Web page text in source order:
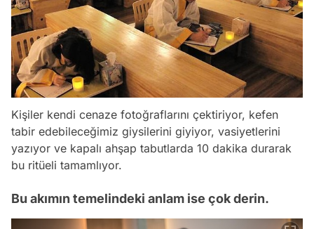
Kişiler kendi cenaze fotoğraflarını çektiriyor, kefen
tabir edebileceğimiz giysilerini giyiyor, vasiyetlerini
yazıyor ve kapalı ahşap tabutlarda 10 dakika durarak
bu ritüeli tamamlıyor.
Bu akımın temelindeki anlam ise çok derin.